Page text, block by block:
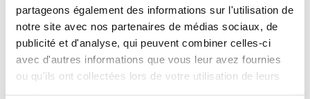
partageons également des informations sur l'utilisation de
notre site avec nos partenaires de médias sociaux, de
publicité et d'analyse, qui peuvent combiner celles-ci
avec d'autres informations que vous leur avez fournies
ou qu'ils ont collectées lors de votre utilisation de leurs
Découvrir nos autres